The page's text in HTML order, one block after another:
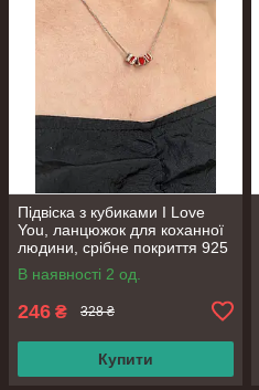
Підвіска з кубиками I Love
You, ланцюжок для коханної
людини, срібне покриття 925
проби, довжина 41+5.5 см
В наявності 2 од.
246 ₴ 328 ₴
Купити